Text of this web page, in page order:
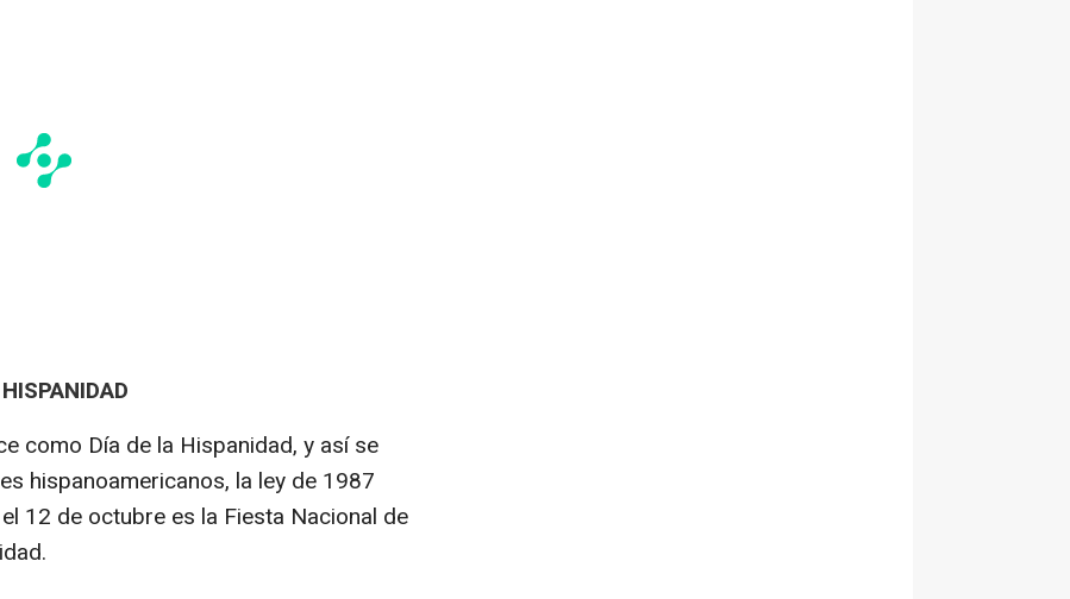
como Día de la Hispanidad, y así se
hispanoamericanos, la ley de 1987
12 de octubre es la Fiesta Nacional de